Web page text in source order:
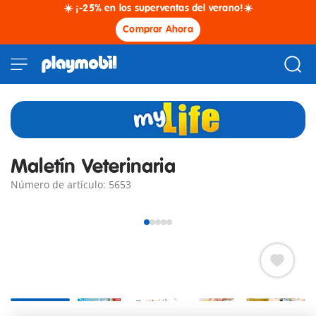
☀️ ¡-25% en los superventas del verano!☀️
Comprar Ahora
Maletín Veterinaria
Número de artículo: 5653